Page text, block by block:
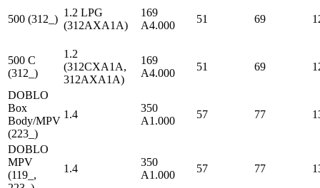
500 (312_)
1.2 LPG
(312AXA1A)
169
A4.000
51 69
500 C
(312_)
1.2
(312CXA1A,
312AXA1A)
169
A4.000
51 69
DOBLO
Box
Body/MPV
(223_)
1.4
350
A1.000
57 77
DOBLO
MPV
(119_,
1.4
350
A1.000
57 77